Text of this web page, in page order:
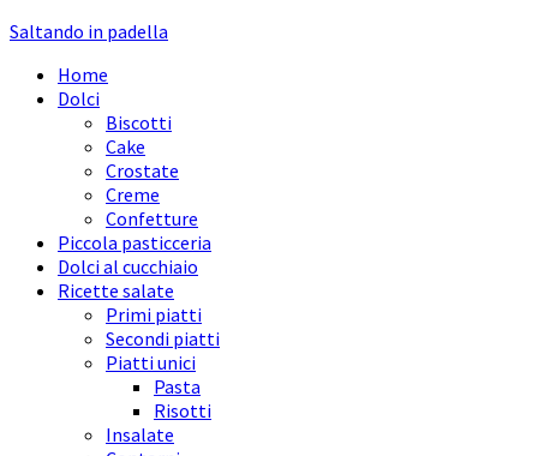
Saltando in padella
Home
Dolci
Biscotti
Cake
Crostate
Creme
Confetture
Piccola pasticceria
Dolci al cucchiaio
Ricette salate
Primi piatti
Secondi piatti
Piatti unici
Pasta
Risotti
Insalate